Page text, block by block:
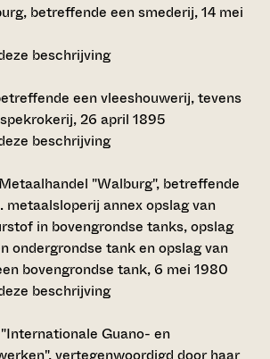
betreffende een smederij, 14 mei
beschrijving
een vleeshouwerij, tevens
26 april 1895
beschrijving
"Walburg", betreffende
metaalsloperij annex opslag van
in bovengrondse tanks, opslag
ondergrondse tank en opslag van
bovengrondse tank, 6 mei 1980
beschrijving
Guano- en